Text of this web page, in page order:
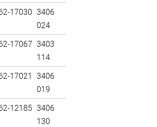
17030 3406
024
17067 3403
114
17021
3406
019
12185 3406
130